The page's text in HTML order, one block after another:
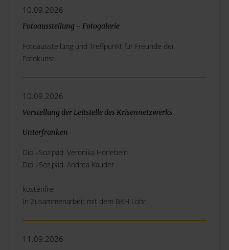
10.09.2026
Fotoausstellung - Fotogalerie
Fotoausstellung und Treffpunkt für Freunde der
Fotokunst.
10.09.2026
Vorstellung der Leitstelle des Krisennetzwerks
Unterfranken
Dipl.-Soz.päd. Veronika Horlebein
Dipl.-Soz.päd. Andrea Kauder
kostenfrei
In Zusammenarbeit mit dem BKH Lohr
11.09.2026